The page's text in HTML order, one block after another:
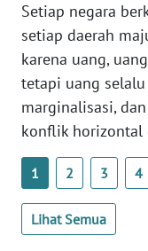
Setiap negara
setiap daerah
karena uang,
tetapi uang
marginalisasi,
konflik horizontal
1 2 3 4
Lihat Semua
SERAMBI
WN
JAMBI
WN
NTB